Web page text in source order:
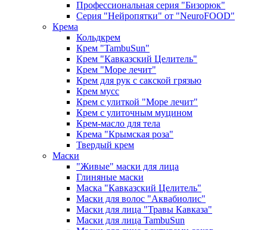
Профессиональная серия "Бизорюк"
Серия "Нейропятки" от "NeuroFOOD"
Крема
Кольдкрем
Крем "TambuSun"
Крем "Кавказский Целитель"
Крем "Море лечит"
Крем для рук с сакской грязью
Крем мусс
Крем с улиткой "Море лечит"
Крем с улиточным муцином
Крем-масло для тела
Крема "Крымская роза"
Твердый крем
Маски
"Живые" маски для лица
Глиняные маски
Маска "Кавказский Целитель"
Маски для волос "Аквабиолис"
Маски для лица "Травы Кавказа"
Маски для лица TambuSun